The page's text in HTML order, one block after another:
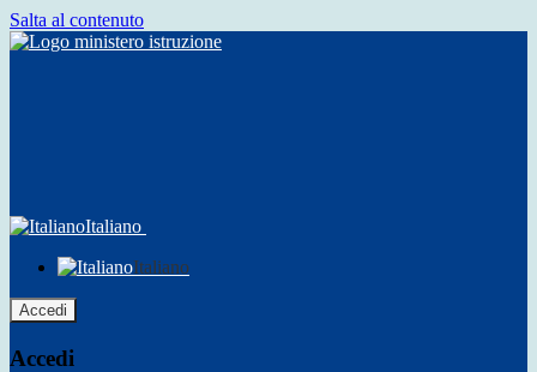
Salta al contenuto
Italiano
Italiano
Accedi
Accedi